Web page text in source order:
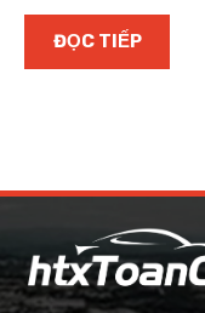
ĐỌC TIẾP